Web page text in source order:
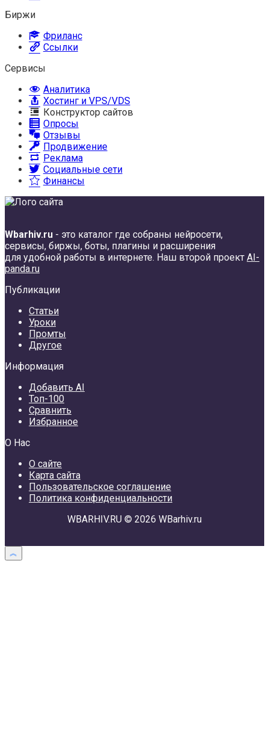
Биржи
Фриланс
Ссылки
Сервисы
Аналитика
Хостинг и VPS/VDS
Конструктор сайтов
Опросы
Отзывы
Продвижение
Реклама
Социальные сети
Финансы
Wbarhiv.ru - это каталог где собраны нейросети,
сервисы, биржы, боты, плагины и расширения
для удобной работы в интернете. Наш второй проект AI-
panda.ru
Публикации
Статьи
Уроки
Промты
Другое
Информация
Добавить AI
Топ-100
Сравнить
Избранное
О Нас
О сайте
Карта сайта
Пользовательское соглашение
Политика конфиденциальности
WBARHIV.RU © 2026 WBarhiv.ru